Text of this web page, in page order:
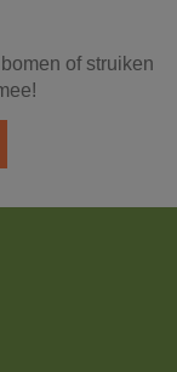
of struiken